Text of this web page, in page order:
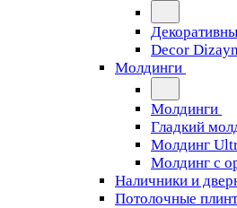
Decor
Молдинги
Молдинги
Гладкий
Молдинг
Молдинг с
Наличники и
Потолочные